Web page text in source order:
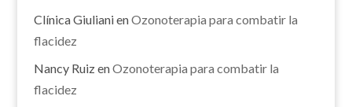
Clínica GiulianienOzonoterapia para combatir la
flacidez
Nancy RuizenOzonoterapia para combatir la
flacidez